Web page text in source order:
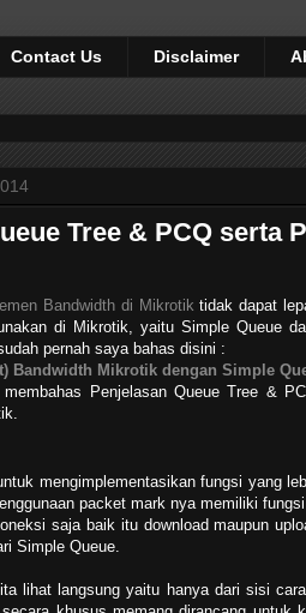
Contact Us Disclaimer
Tree & PCQ serta
Bandwidth di Mikrotik tidak dapat
di Mikrotik, yaitu Simple Queue
pernah saya bahas disini :
Bandwidth Mikrotik dengan Simple
Penjelasan Queue Tree &
mengimplementasikan fungsi yang
packet mark nya memiliki
saja baik itu download maupun
Simple Queue.
lihat langsung yaitu hanya dari sisi